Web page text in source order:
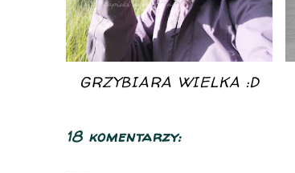
GRZYBIARA WIELKA :D
18 komentarzy: